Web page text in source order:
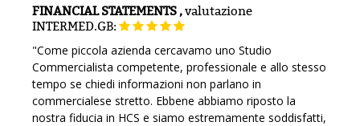
FINANCIAL STATEMENTS ,valutazione
INTERMED.GB:
"Come piccola azienda cercavamo uno Studio
Commercialista competente, professionale e allo stesso
tempo se chiedi informazioni non parlano in
commercialese stretto. Ebbene abbiamo riposto la
nostra fiducia in HCS e siamo estremamente soddisfatti,